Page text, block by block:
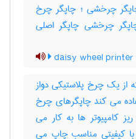
چرخشی ؛ چاپگر چرخ
چرخشی چاپگر اصلی
daisy wheel printer
از یک چرخ پلاستیکی دواز
می کند چاپگرهای چرخ
در آغاز دهه ی 80 با ریز کامپیوتر ها به کار می
با کیفیتی مناسب چاپ می